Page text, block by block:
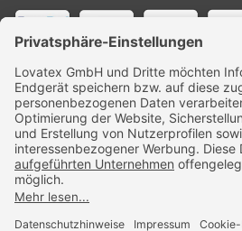
Versandpartner
Zertifiziert